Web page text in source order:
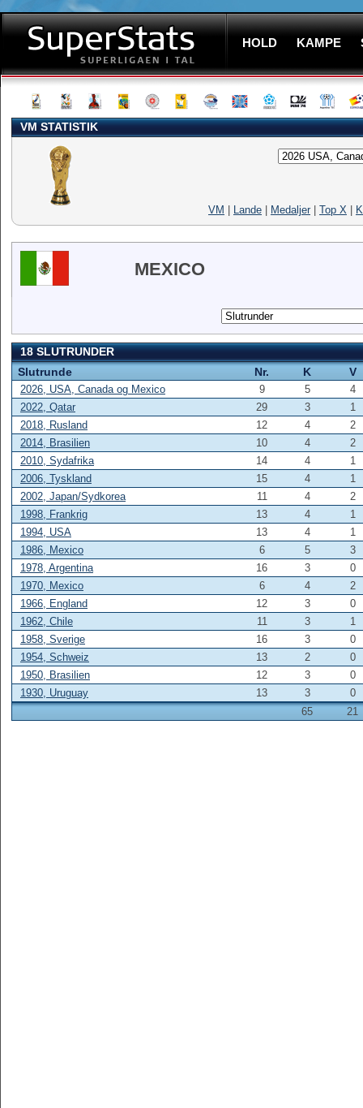
HOLD KAMPE
VM STATISTIK
VM Lande Medaljer Top X
MEXICO
18 SLUTRUNDER
Slutrunde
Nr. K V
2026, USA, Canada og Mexico 9 5
4
2022, Qatar
29 3
1
2018, Rusland
12 4
2
2014, Brasilien
10 4
2
2010, Sydafrika
14 4
1
2006, Tyskland
15 4
1
2002, Japan/Sydkorea
11 4
2
1998, Frankrig
13 4
1
1994, USA
13 4
1
1986, Mexico
6 5
3
1978, Argentina
16 3
0
1970, Mexico
6 4
2
1966, England
12 3
0
1962, Chile
11 3
1
1958, Sverige
16 3
0
1954, Schweiz
13 2
0
1950, Brasilien
12 3
0
1930, Uruguay
13 3
0
65
21